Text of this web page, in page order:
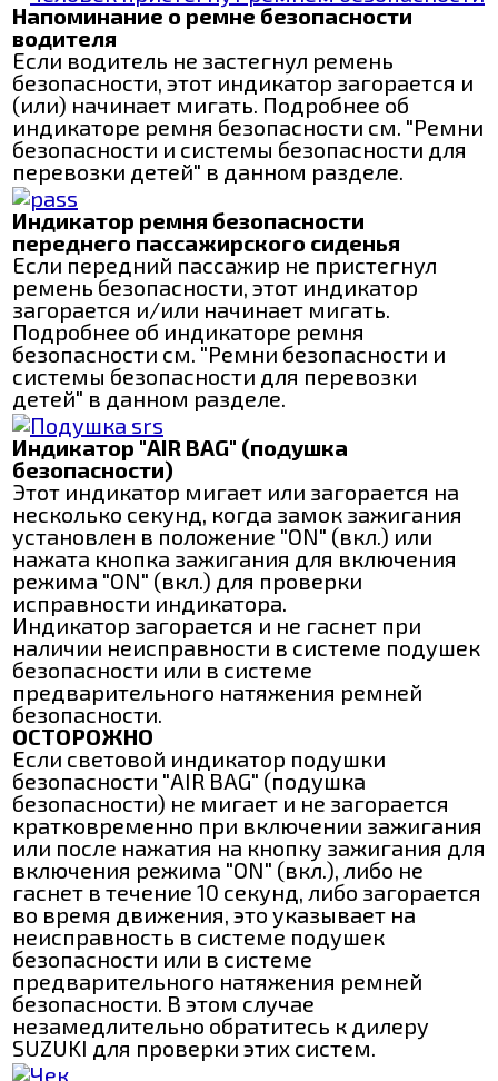
Напоминание о ремне безопасности
водителя
Если водитель не застегнул ремень
безопасности, этот индикатор загорается и
(или) начинает мигать. Подробнее об
индикаторе ремня безопасности см. "Ремни
безопасности и системы безопасности для
перевозки детей" в данном разделе.
Индикатор ремня безопасности
переднего пассажирского сиденья
Если передний пассажир не пристегнул
ремень безопасности, этот индикатор
загорается и/или начинает мигать.
Подробнее об индикаторе ремня
безопасности см. "Ремни безопасности и
системы безопасности для перевозки
детей" в данном разделе.
Индикатор "AIR BAG" (подушка
безопасности)
Этот индикатор мигает или загорается на
несколько секунд, когда замок зажигания
установлен в положение "ON" (вкл.) или
нажата кнопка зажигания для включения
режима "ON" (вкл.) для проверки
исправности индикатора.
Индикатор загорается и не гаснет при
наличии неисправности в системе подушек
безопасности или в системе
предварительного натяжения ремней
безопасности.
ОСТОРОЖНО
Если световой индикатор подушки
безопасности "AIR BAG" (подушка
безопасности) не мигает и не загорается
кратковременно при включении зажигания
или после нажатия на кнопку зажигания для
включения режима "ON" (вкл.), либо не
гаснет в течение 10 секунд, либо загорается
во время движения, это указывает на
неисправность в системе подушек
безопасности или в системе
предварительного натяжения ремней
безопасности. В этом случае
незамедлительно обратитесь к дилеру
SUZUKI для проверки этих систем.